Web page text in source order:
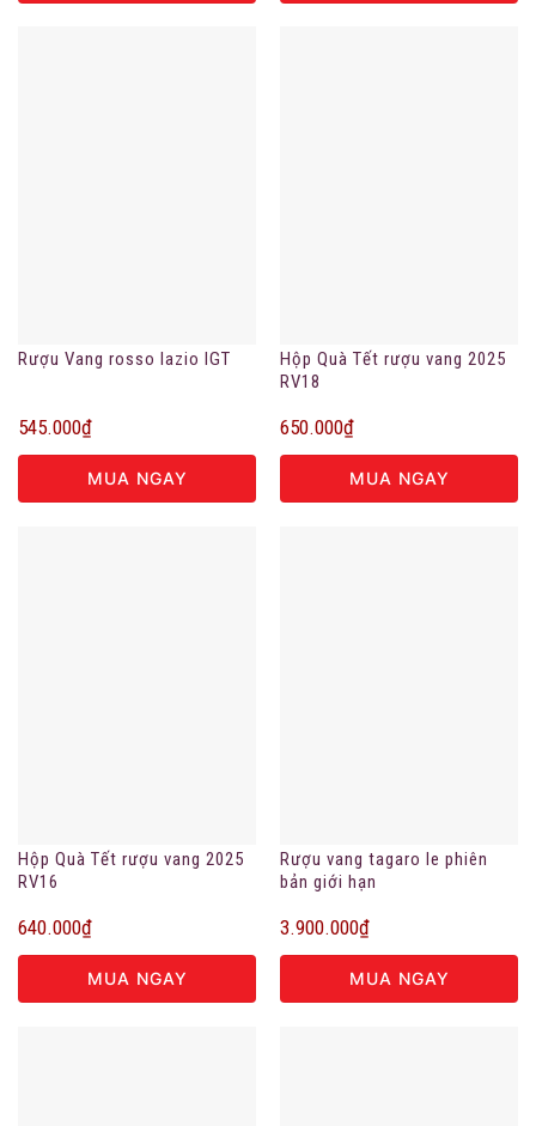
Rượu Vang rosso lazio IGT
545.000₫
MUA NGAY
Hộp Quà Tết rượu vang 2025
RV18
650.000₫
MUA NGAY
Hộp Quà Tết rượu vang 2025
RV16
640.000₫
MUA NGAY
Rượu vang tagaro le phiên
bản giới hạn
3.900.000₫
MUA NGAY